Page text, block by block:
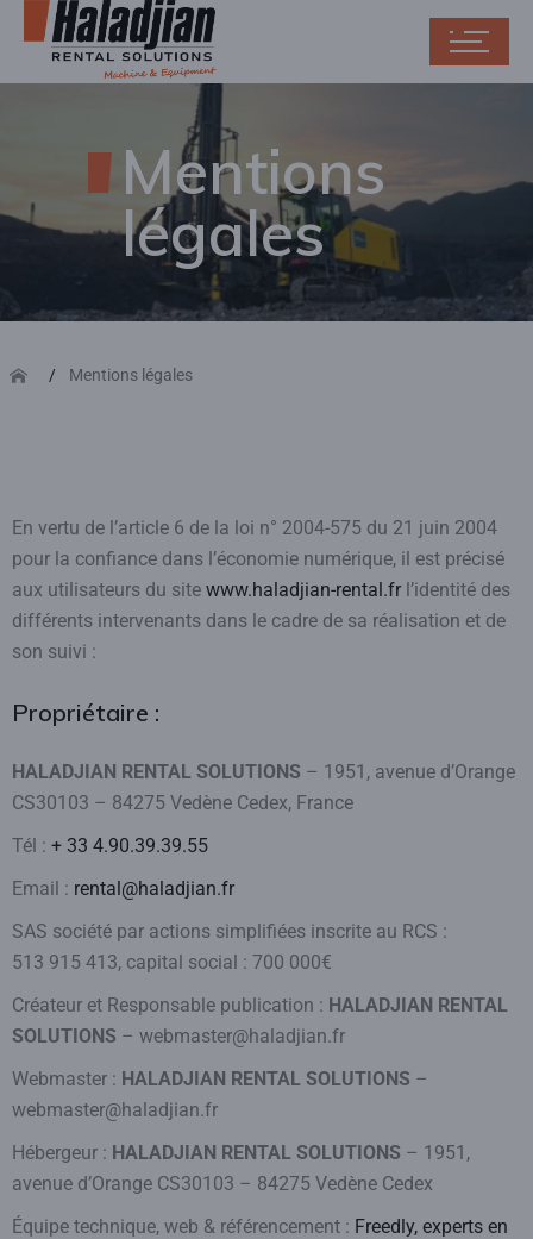
Mentions
légales
Mentions légales
En vertu de l’article 6 de la loi n° 2004-575 du 21 juin 2004
pour la confiance dans l’économie numérique, il est précisé
aux utilisateurs du site www.haladjian-rental.fr l’identité des
différents intervenants dans le cadre de sa réalisation et de
son suivi :
Propriétaire :
HALADJIAN RENTAL SOLUTIONS – 1951, avenue d’Orange
CS30103 – 84275 Vedène Cedex, France
Tél : + 33 4.90.39.39.55
Email : rental@haladjian.fr
SAS société par actions simplifiées inscrite au RCS :
513 915 413, capital social : 700 000€
Créateur et Responsable publication : HALADJIAN RENTAL
SOLUTIONS – webmaster@haladjian.fr
Webmaster : HALADJIAN RENTAL SOLUTIONS –
webmaster@haladjian.fr
Hébergeur : HALADJIAN RENTAL SOLUTIONS – 1951,
avenue d’Orange CS30103 – 84275 Vedène Cedex
Équipe technique, web & référencement : Freedly, experts en